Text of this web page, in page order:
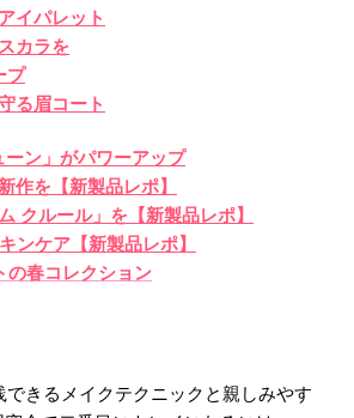
イパレット
カラを
プ
る眉コート
ン」がパワーアップ
作を【新製品レポ】
クルール」を【新製品レポ】
ンケア【新製品レポ】
の春コレクション
きるメイクテクニックと親しみやす